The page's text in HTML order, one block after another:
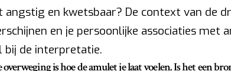
en kwetsbaar? De context van de
en je persoonlijke associaties met
bij de interpretatie.
is hoe de amulet je laat voelen. Is het een